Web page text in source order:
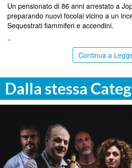
Un pensionato di 86 anni arrestato a
preparando nuovi focolai vicino a un
Sequestrati fiammiferi e accendini.
..
Continua a
Dalla stessa